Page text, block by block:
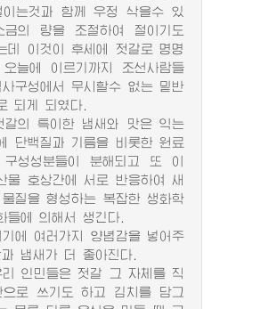
는것과 함께 우정 삭을수 있
금의 량을 조절하여 절이기도
데 이것이 후세에 젓갈로 명명
늘에 이르기까지 조선사람들
구성에서 무시할수 없는 밑반
되게 되였다.
의 특이한 냄새와 맛은 익는
단백질과 기름을 비롯한 원료
성성분들이 분해되고 또 이
물 호상간에 서로 반응하여 새
질을 형성하는 복잡한 생화학
들에 의해서 생긴다.
에 여러가지 양념감을 넣어주
냄새가 더 좋아진다.
인민들은 젓갈 그 자체를 직
으로 쓰기도 하고 김치를 담그